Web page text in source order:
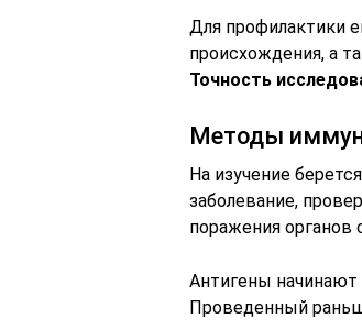
Для профилактики
происхождения, а
Точность
Методы
На изучение
заболевание,
поражения органов
Антигены начинают
Проведенный